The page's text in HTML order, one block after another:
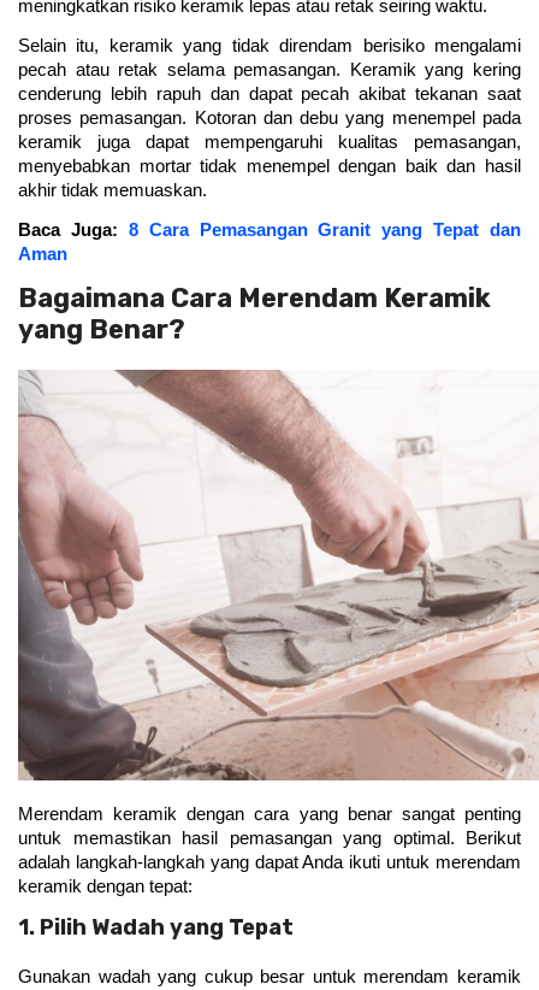
meningkatkan risiko keramik lepas atau retak seiring waktu.
Selain itu, keramik yang tidak direndam berisiko mengalami
pecah atau retak selama pemasangan. Keramik yang kering
cenderung lebih rapuh dan dapat pecah akibat tekanan saat
proses pemasangan. Kotoran dan debu yang menempel pada
keramik juga dapat mempengaruhi kualitas pemasangan,
menyebabkan mortar tidak menempel dengan baik dan hasil
akhir tidak memuaskan.
Baca Juga: 8 Cara Pemasangan Granit yang Tepat dan
Aman
Bagaimana Cara Merendam Keramik
yang Benar?
Merendam keramik dengan cara yang benar sangat penting
untuk memastikan hasil pemasangan yang optimal. Berikut
adalah langkah-langkah yang dapat Anda ikuti untuk merendam
keramik dengan tepat:
1. Pilih Wadah yang Tepat
Gunakan wadah yang cukup besar untuk merendam keramik